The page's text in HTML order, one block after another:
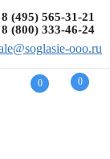
0 0
8 (495) 565-31-21
8 (800) 333-46-24
ooo.ru